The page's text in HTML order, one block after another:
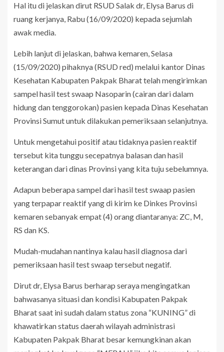
Hal itu di jelaskan dirut RSUD Salak dr, Elysa Barus di
ruang kerjanya, Rabu (16/09/2020) kepada sejumlah
awak media.
Lebih lanjut di jelaskan, bahwa kemaren, Selasa
(15/09/2020) pihaknya (RSUD red) melalui kantor Dinas
Kesehatan Kabupaten Pakpak Bharat telah mengirimkan
sampel hasil test swaap Nasoparin (cairan dari dalam
hidung dan tenggorokan) pasien kepada Dinas Kesehatan
Provinsi Sumut untuk dilakukan pemeriksaan selanjutnya.
Untuk mengetahui positif atau tidaknya pasien reaktif
tersebut kita tunggu secepatnya balasan dan hasil
keterangan dari dinas Provinsi yang kita tuju sebelumnya.
Adapun beberapa sampel dari hasil test swaap pasien
yang terpapar reaktif yang di kirim ke Dinkes Provinsi
kemaren sebanyak empat (4) orang diantaranya: ZC, M,
RS dan KS.
Mudah-mudahan nantinya kalau hasil diagnosa dari
pemeriksaan hasil test swaap tersebut negatif.
Dirut dr, Elysa Barus berharap seraya mengingatkan
bahwasanya situasi dan kondisi Kabupaten Pakpak
Bharat saat ini sudah dalam status zona “KUNING” di
khawatirkan status daerah wilayah administrasi
Kabupaten Pakpak Bharat besar kemungkinan akan